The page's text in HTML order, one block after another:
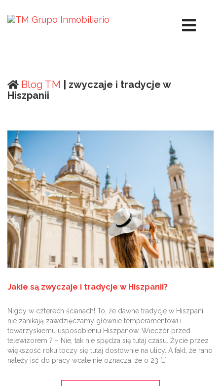
Blog TM
| zwyczaje i tradycje w
Hiszpanii
Jakie są zwyczaje i tradycje w Hiszpanii?
Nigdy w czterech ścianach! To, że dawne tradycje w Hiszpanii
nie zanikają zawdzięczamy głównie temperamentowi i
towarzyskiemu usposobieniu Hiszpanów. Wieczór przed
telewizorem ? – Nie, tak nie spędza się tutaj czasu. Życie przez
większość roku toczy się tutaj dosłownie na ulicy. A fakt, że rano
należy iść do pracy wcale nie oznacza, że o 23 […]